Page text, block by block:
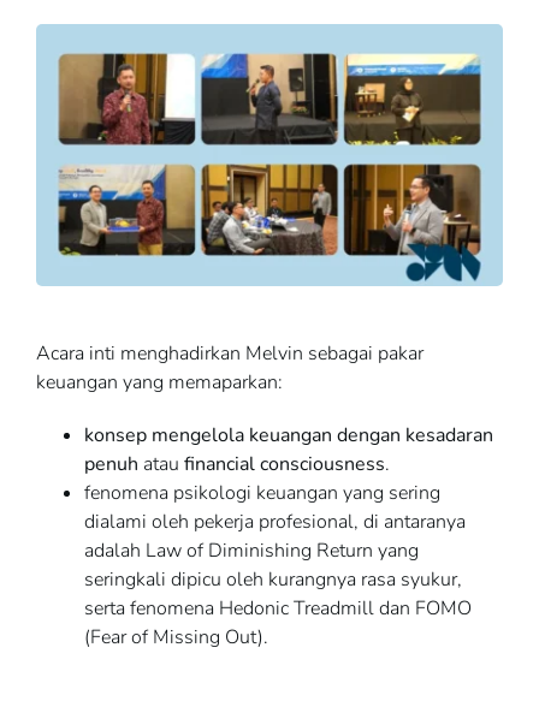
Acara inti menghadirkan Melvin sebagai pakar
keuangan yang memaparkan:
konsep mengelola keuangan dengan kesadaran
penuh atau financial consciousness.
fenomena psikologi keuangan yang sering
dialami oleh pekerja profesional, di antaranya
adalah Law of Diminishing Return yang
seringkali dipicu oleh kurangnya rasa syukur,
serta fenomena Hedonic Treadmill dan FOMO
(Fear of Missing Out).